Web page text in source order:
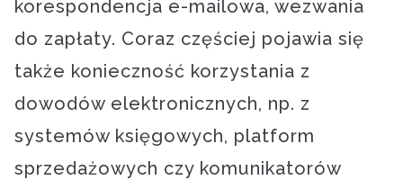
korespondencja e-mailowa, wezwania
do zapłaty. Coraz częściej pojawia się
także konieczność korzystania z
dowodów elektronicznych, np. z
systemów księgowych, platform
sprzedażowych czy komunikatorów